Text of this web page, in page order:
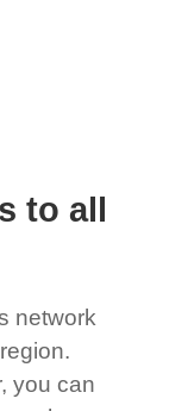
to all
network
you can